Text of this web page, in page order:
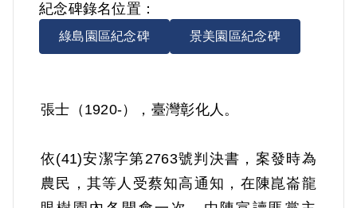
紀念碑錄名位置：
綠島園區紀念碑 景美園區紀念碑
張士（1920-），臺灣彰化人。
依(41)安潔字第2763號判決書，案發時為
農民，其等人受蔡知高通知，在陳崑崙龍